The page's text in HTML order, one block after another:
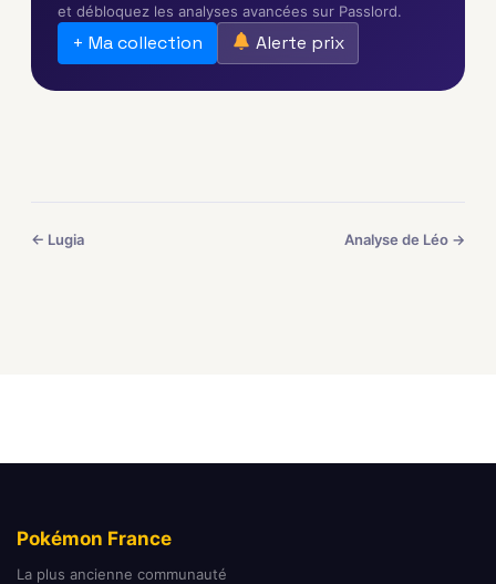
et débloquez les analyses avancées sur Passlord.
+ Ma collection Alerte prix
← Lugia Analyse de Léo →
Pokémon France
La plus ancienne communauté